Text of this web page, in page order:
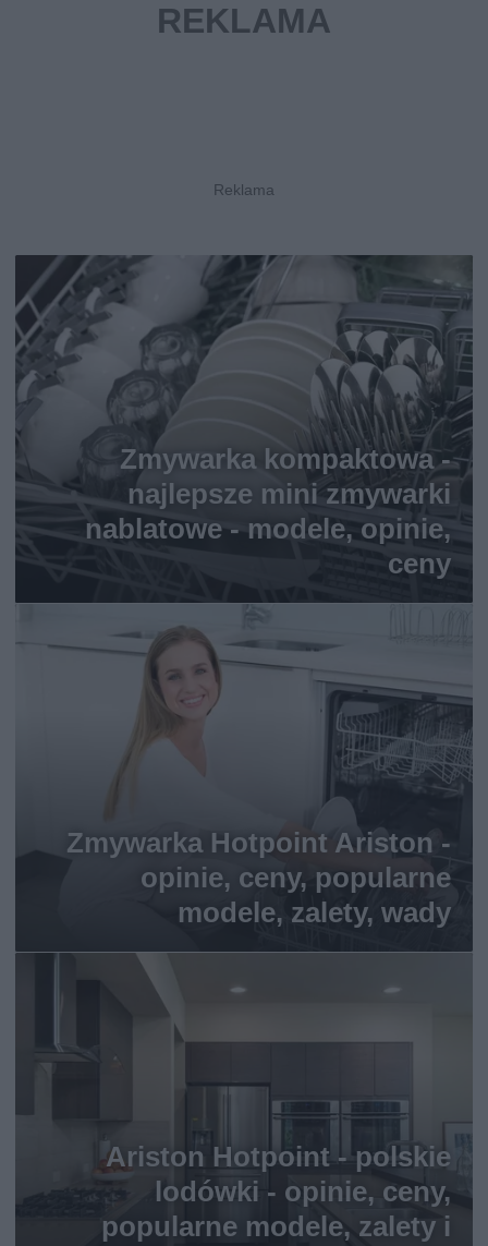
Zmywarka kompaktowa -
najlepsze mini zmywarki
nablatowe - modele, opinie,
ceny
Zmywarka Hotpoint Ariston -
opinie, ceny, popularne
modele, zalety, wady
Ariston Hotpoint - polskie
lodówki - opinie, ceny,
popularne modele, zalety i